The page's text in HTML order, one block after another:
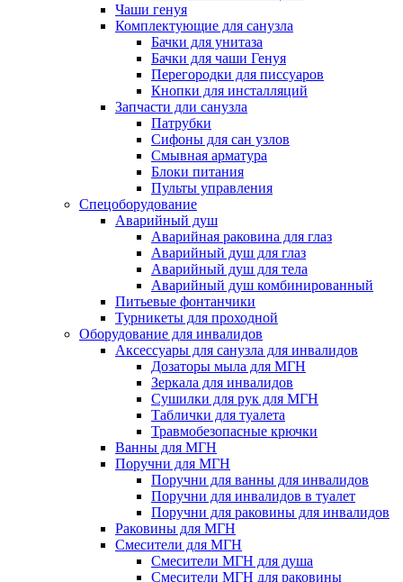
Чаши генуя
Комплектующие для санузла
Бачки для унитаза
Бачки для чаши Генуя
Перегородки для писсуаров
Кнопки для инсталляций
Запчасти дли санузла
Патрубки
Сифоны для сан узлов
Смывная арматура
Блоки питания
Пульты управления
Спецоборудование
Аварийный душ
Аварийная раковина для глаз
Аварийный душ для глаз
Аварийный душ для тела
Аварийный душ комбинированный
Питьевые фонтанчики
Турникеты для проходной
Оборудование для инвалидов
Аксессуары для санузла для инвалидов
Дозаторы мыла для МГН
Зеркала для инвалидов
Сушилки для рук для МГН
Таблички для туалета
Травмобезопасные крючки
Ванны для МГН
Поручни для МГН
Поручни для ванны для инвалидов
Поручни для инвалидов в туалет
Поручни для раковины для инвалидов
Раковины для МГН
Смесители для МГН
Смесители МГН для душа
Смесители МГН для раковины